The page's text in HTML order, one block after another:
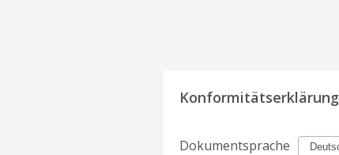
Konformitätserklärung
Dokumentsprache